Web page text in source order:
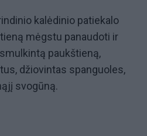
kalėdinio patiekalo
mėgstu panaudoti ir
paukštieną,
džiovintas spanguoles,
svogūną.